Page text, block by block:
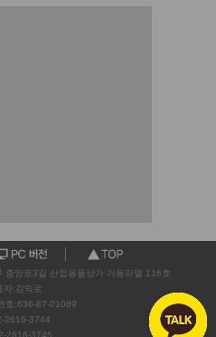
중앙로3길 산업용품상가 가동라열 116호
자:김익로
호:636-87-01089
2616-3744